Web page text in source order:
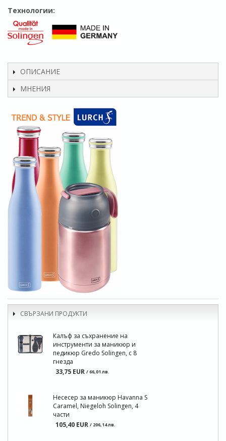
Технологии:
ОПИСАНИЕ
МНЕНИЯ
СВЪРЗАНИ ПРОДУКТИ
Калъф за съхранение на
инструменти за маникюр и
педикюр Gredo Solingen, с 8
гнезда
33,75 EUR / 66,01 лв.
Несесер за маникюр Havanna S
Caramel, Niegeloh Solingen, 4
части
105,40 EUR / 206,14 лв.